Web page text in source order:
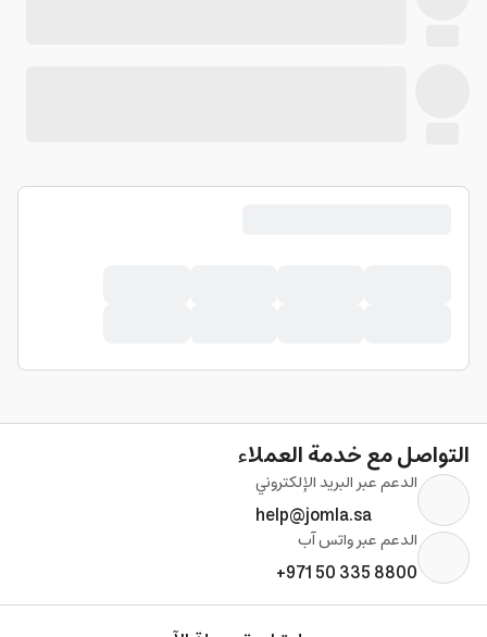
التواصل مع خدمة العملاء
الدعم عبر البريد الإلكتروني
help@jomla.sa
الدعم عبر واتس آب
+971 50 335 8800